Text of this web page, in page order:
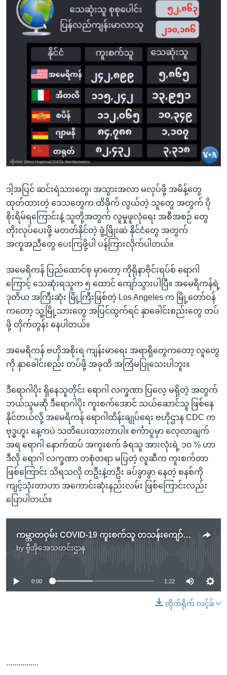
ဒါ့အပြင် ဆင်းရဲသားတွေ၊ အသွားအလာ မလုပ်ဖို့ အမိန့်တွေ
ထုတ်ထားတဲ့ ဒေသတွေက ထိခိုက် လွယ်တဲ့ သူတွေ အတွက် ပို
စိုးရိမ်ရကြောင်းနဲ့ သူတို့အတွက် လူမှုဖူလုံရေး အစီအစဉ် တွေ
တိုးလုပ်ပေးဖို့ မတတ်နိုင်တဲ့ ဖွံ့ဖြိုးဆဲ နိုင်ငံတွေ အတွက်
အကူအညီတွေ ပေးကြဖို့ပါ ပန်ကြားလိုက်ပါတယ်။
အမေရိကန် ပြည်ထောင်စု မှာတော့ ကိုရိုနာဗိုင်းရပ်စ် ရောဂါ
ကြောင့် သေဆုံးရသူက ၅ ထောင် ကျော်သွားပါပြီ။ အမေရိကန်ရဲ့
ဒုတိယ အကြီးဆုံး မြို့ကြီးဖြစ်တဲ့ Los Angeles က မြို့တော်ဝန်
ကတော့ သူ့မြို့သားတွေ အပြင်ထွက်ရင် နှာခေါင်းစည်းတွေ တပ်
ဖို့ တိုက်တွန်း နေပါတယ်။
အမေရိကန် ဗဟိုအစိုးရ ကျန်းမာရေး အရာရှိတွေကတော့ လူတွေ
ကို နှာခေါင်းစည်း တပ်ဖို့ အခုထိ အကြံမပြုသေးပါဘူး။
ဒီရောဂါပိုး ရှိနေသူတိုင်း ရောဂါ လက္ခဏာ ပြလေ့ မရှိတဲ့ အတွက်
ဘယ်သူမဆို ဒီရောဂါပိုး ကူးစက်အောင် သယ်ဆောင်သူ ဖြစ်နေ
နိုင်တယ်လို့ အမေရိကန် ရောဂါထိန်းချုပ်ရေး ဗဟိုဌာန CDC က
ဗုဒ္ဓဟူး နေ့ကပဲ သတိပေးထားတာပါ။ စင်္ကာပူမှာ လေ့လာချက်
အရ ရောဂါ နောက်ထပ် အကူးစက် ခံရသူ အားလုံးရဲ့ ၁၀ % ဟာ
ဒီလို ရောဂါ လက္ခဏာ တစုံတရာ မပြတဲ့ လူဆီက ကူးစက်တာ
ဖြစ်ကြောင်း သိရသလို တဦးနဲ့တဦး ခပ်ခွာခွာ နေတဲ့ စနစ်ကို
ကျင့်သုံးတာဟာ အကောင်းဆုံးနည်းလမ်း ဖြစ်ကြောင်းလည်း
ပြောပါတယ်။
ကမ္ဘာတဝှမ်း COVID-19 ကူးစက်သူ တသန်းကျော်သွားပြီ
by ဗွီအိုအေသတင်းဌာန
No media source currently available
0:00 1:22
တိုက်ရိုက် လင့်ခ်
................